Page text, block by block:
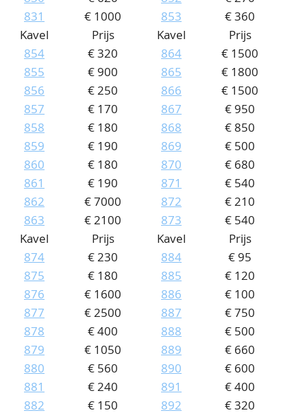
831
€ 1000
853
€ 360
Kavel
Prijs
854
€ 320
855
€ 900
856
€ 250
857
€ 170
858
€ 180
859
€ 190
860
€ 180
861
€ 190
862
€ 7000
863
€ 2100
Kavel
Prijs
864
€ 1500
865
€ 1800
866
€ 1500
867
€ 950
868
€ 850
869
€ 500
870
€ 680
871
€ 540
872
€ 210
873
€ 540
Kavel
Prijs
874
€ 230
875
€ 180
876
€ 1600
877
€ 2500
878
€ 400
879
€ 1050
880
€ 560
881
€ 240
882
€ 150
Kavel
Prijs
884
€ 95
885
€ 120
886
€ 100
887
€ 750
888
€ 500
889
€ 660
890
€ 600
891
€ 400
892
€ 320